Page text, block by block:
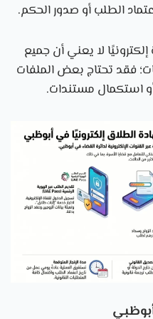
الطلب أو صدور الحكم.
لا يعني أن جميع
فقد تحتاج بعض الملفات
استكمال مستندات.